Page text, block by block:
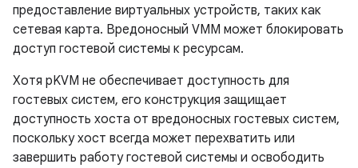
предоставление виртуальных устройств, таких как
сетевая карта. Вредоносный VMM может блокировать
доступ гостевой системы к ресурсам.
Хотя pKVM не обеспечивает доступность для
гостевых систем, его конструкция защищает
доступность хоста от вредоносных гостевых систем,
поскольку хост всегда может перехватить или
завершить работу гостевой системы и освободить